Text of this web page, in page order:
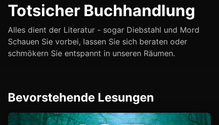
Totsicher Buchhandlung
Alles dient der Literatur - sogar Diebstahl und Mord
Schauen Sie vorbei, lassen Sie sich beraten oder
schmökern Sie entspannt in unseren Räumen.
Bevorstehende Lesungen